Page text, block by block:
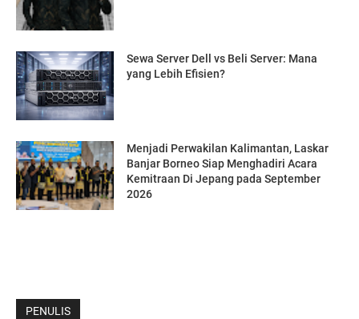
Sewa Server Dell vs Beli Server: Mana
yang Lebih Efisien?
Menjadi Perwakilan Kalimantan, Laskar
Banjar Borneo Siap Menghadiri Acara
Kemitraan Di Jepang pada September
2026
PENULIS